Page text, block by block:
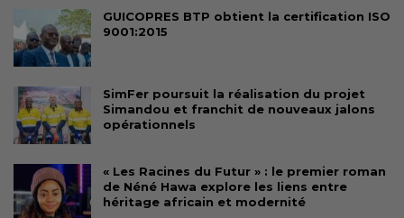
GUICOPRES BTP obtient la certification ISO
9001:2015
SimFer poursuit la réalisation du projet
Simandou et franchit de nouveaux jalons
opérationnels
« Les Racines du Futur » : le premier roman
de Néné Hawa explore les liens entre
héritage africain et modernité